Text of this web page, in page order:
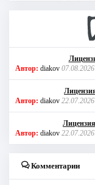
Автор: diakov 07.08.2026
Автор: diakov 22.07.2026
Автор: diakov 22.07.2026
Комментарии